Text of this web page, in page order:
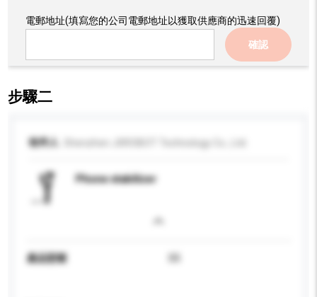
電郵地址(填寫您的公司電郵地址以獲取供應商的迅速回覆)
確認
步驟二
收件人
Phone stabilizer
產品型號